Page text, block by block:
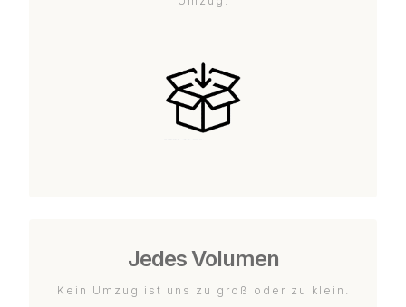
Jedes Volumen
Kein Umzug ist uns zu groß oder zu klein.